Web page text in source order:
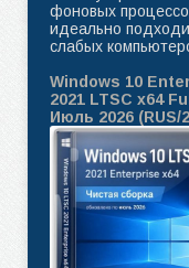
фоновых
идеально
слабых
Windows 10
2021 LTSC x64
Июль 2026 (RUS/